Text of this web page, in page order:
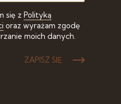
się z Polityką
oraz wyrażam zgodę
moich danych.
ZAPISZ SIĘ